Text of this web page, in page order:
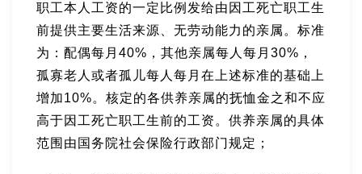
职工本人工资的一定比例发给由因工死亡职工生
前提供主要生活来源、无劳动能力的亲属。标准
为：配偶每月40%，其他亲属每人每月30%，
孤寡老人或者孤儿每人每月在上述标准的基础上
增加10%。核定的各供养亲属的抚恤金之和不应
高于因工死亡职工生前的工资。供养亲属的具体
范围由国务院社会保险行政部门规定；